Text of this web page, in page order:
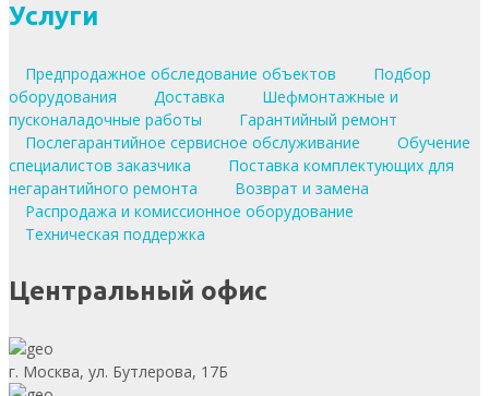
Услуги
Предпродажное обследование объектов
Подбор
оборудования
Доставка
Шефмонтажные и
пусконаладочные работы
Гарантийный ремонт
Послегарантийное сервисное обслуживание
Обучение
специалистов заказчика
Поставка комплектующих для
негарантийного ремонта
Возврат и замена
Распродажа и комиссионное оборудование
Техническая поддержка
Центральный офис
г. Москва, ул. Бутлерова, 17Б